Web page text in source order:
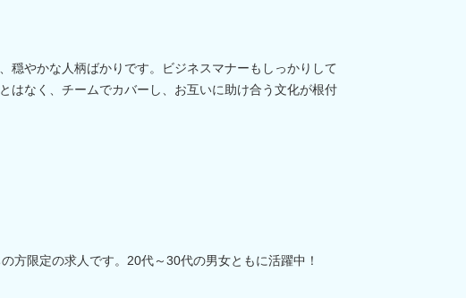
穏やかな人柄ばかりです。ビジネスマナーもしっかりして
はなく、チームでカバーし、お互いに助け合う文化が根付
方限定の求人です。20代～30代の男女ともに活躍中！